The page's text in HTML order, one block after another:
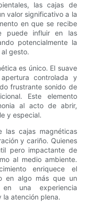
las cajas de
valor significativo a la
en que se recibe
puede influir en las
potencialmente la
gesto.
es único. El suave
controlada y
frustrante sonido de
Este elemento
al acto de abrir,
y especial.
las cajas magnéticas
y cariño. Quienes
pero impactante de
al medio ambiente.
enriquece el
en algo más que un
una experiencia
atención plena.